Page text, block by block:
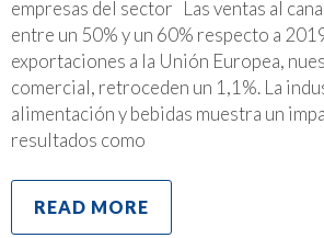
empresas del sector Las ventas al
entre un 50% y un 60% respecto a
exportaciones a la Unión Europea,
comercial, retroceden un 1,1%. La
alimentación y bebidas muestra un
resultados como
READ MORE